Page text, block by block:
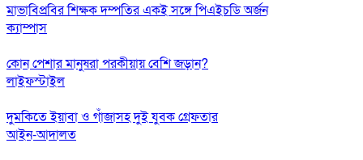
মাভাবিপ্রবির শিক্ষক দম্পতির একই সঙ্গে পিএইচডি অর্জন
ক্যাম্পাস
কোন পেশার মানুষরা পরকীয়ায় বেশি জড়ান?
লাইফস্টাইল
দুমকিতে ইয়াবা ও গাঁজাসহ দুই যুবক গ্রেফতার
আইন-আদালত